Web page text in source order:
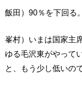
飯田）90％を下回る。
峯村）いまは国家主
ゆる毛沢東がやって
と、もう少し低いの